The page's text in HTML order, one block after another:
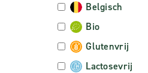
Belgisch
Bio
Glutenvrij
Lactosevrij